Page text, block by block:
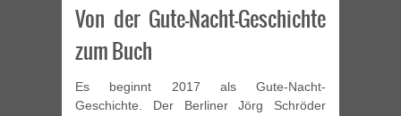
Von der Gute-Nacht-Geschichte
zum Buch
Es beginnt 2017 als Gute-Nacht-
Geschichte. Der Berliner Jörg Schröder